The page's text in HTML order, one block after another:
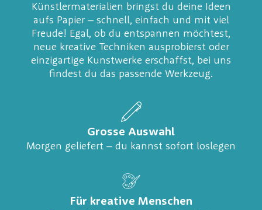
Künstlermaterialien bringst du deine Ideen
aufs Papier – schnell, einfach und mit viel
Freude! Egal, ob du entspannen möchtest,
neue kreative Techniken ausprobierst oder
einzigartige Kunstwerke erschaffst, bei uns
findest du das passende Werkzeug.
Grosse Auswahl
Morgen geliefert – du kannst sofort loslegen
Für kreative Menschen